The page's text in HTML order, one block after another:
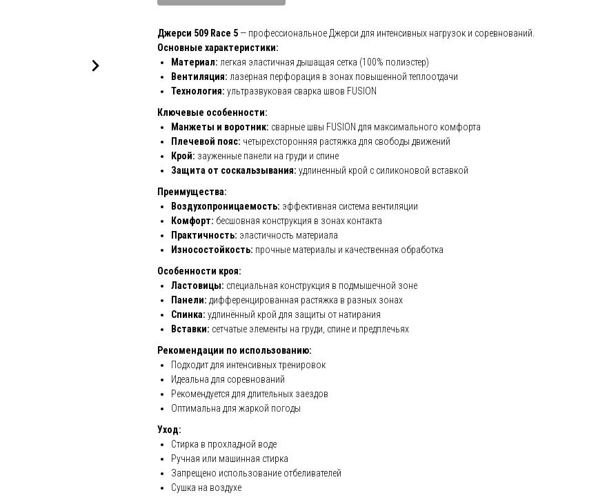
Джерси 509 Race 5 — профессиональное Джерси для интенсивных нагрузок и соревнований.
Основные характеристики:
Материал: легкая эластичная дышащая сетка (100% полиэстер)
Вентиляция: лазерная перфорация в зонах повышенной теплоотдачи
Технология: ультразвуковая сварка швов FUSION
Ключевые особенности:
Манжеты и воротник: сварные швы FUSION для максимального комфорта
Плечевой пояс: четырехсторонняя растяжка для свободы движений
Крой: зауженные панели на груди и спине
Защита от соскальзывания: удлиненный крой с силиконовой вставкой
Преимущества:
Воздухопроницаемость: эффективная система вентиляции
Комфорт: бесшовная конструкция в зонах контакта
Практичность: эластичность материала
Износостойкость: прочные материалы и качественная обработка
Особенности кроя:
Ластовицы: специальная конструкция в подмышечной зоне
Панели: дифференцированная растяжка в разных зонах
Спинка: удлинённый крой для защиты от натирания
Вставки: сетчатые элементы на груди, спине и предплечьях
Рекомендации по использованию:
Подходит для интенсивных тренировок
Идеальна для соревнований
Рекомендуется для длительных заездов
Оптимальна для жаркой погоды
Уход:
Стирка в прохладной воде
Ручная или машинная стирка
Запрещено использование отбеливателей
Сушка на воздухе